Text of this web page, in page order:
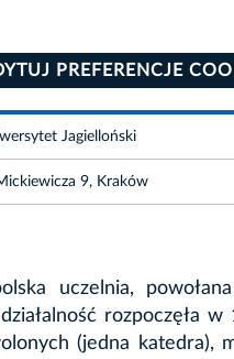
PREFERENCJE
Jagielloński
9, Kraków
uczelnia,
rozpoczęła
(jedna